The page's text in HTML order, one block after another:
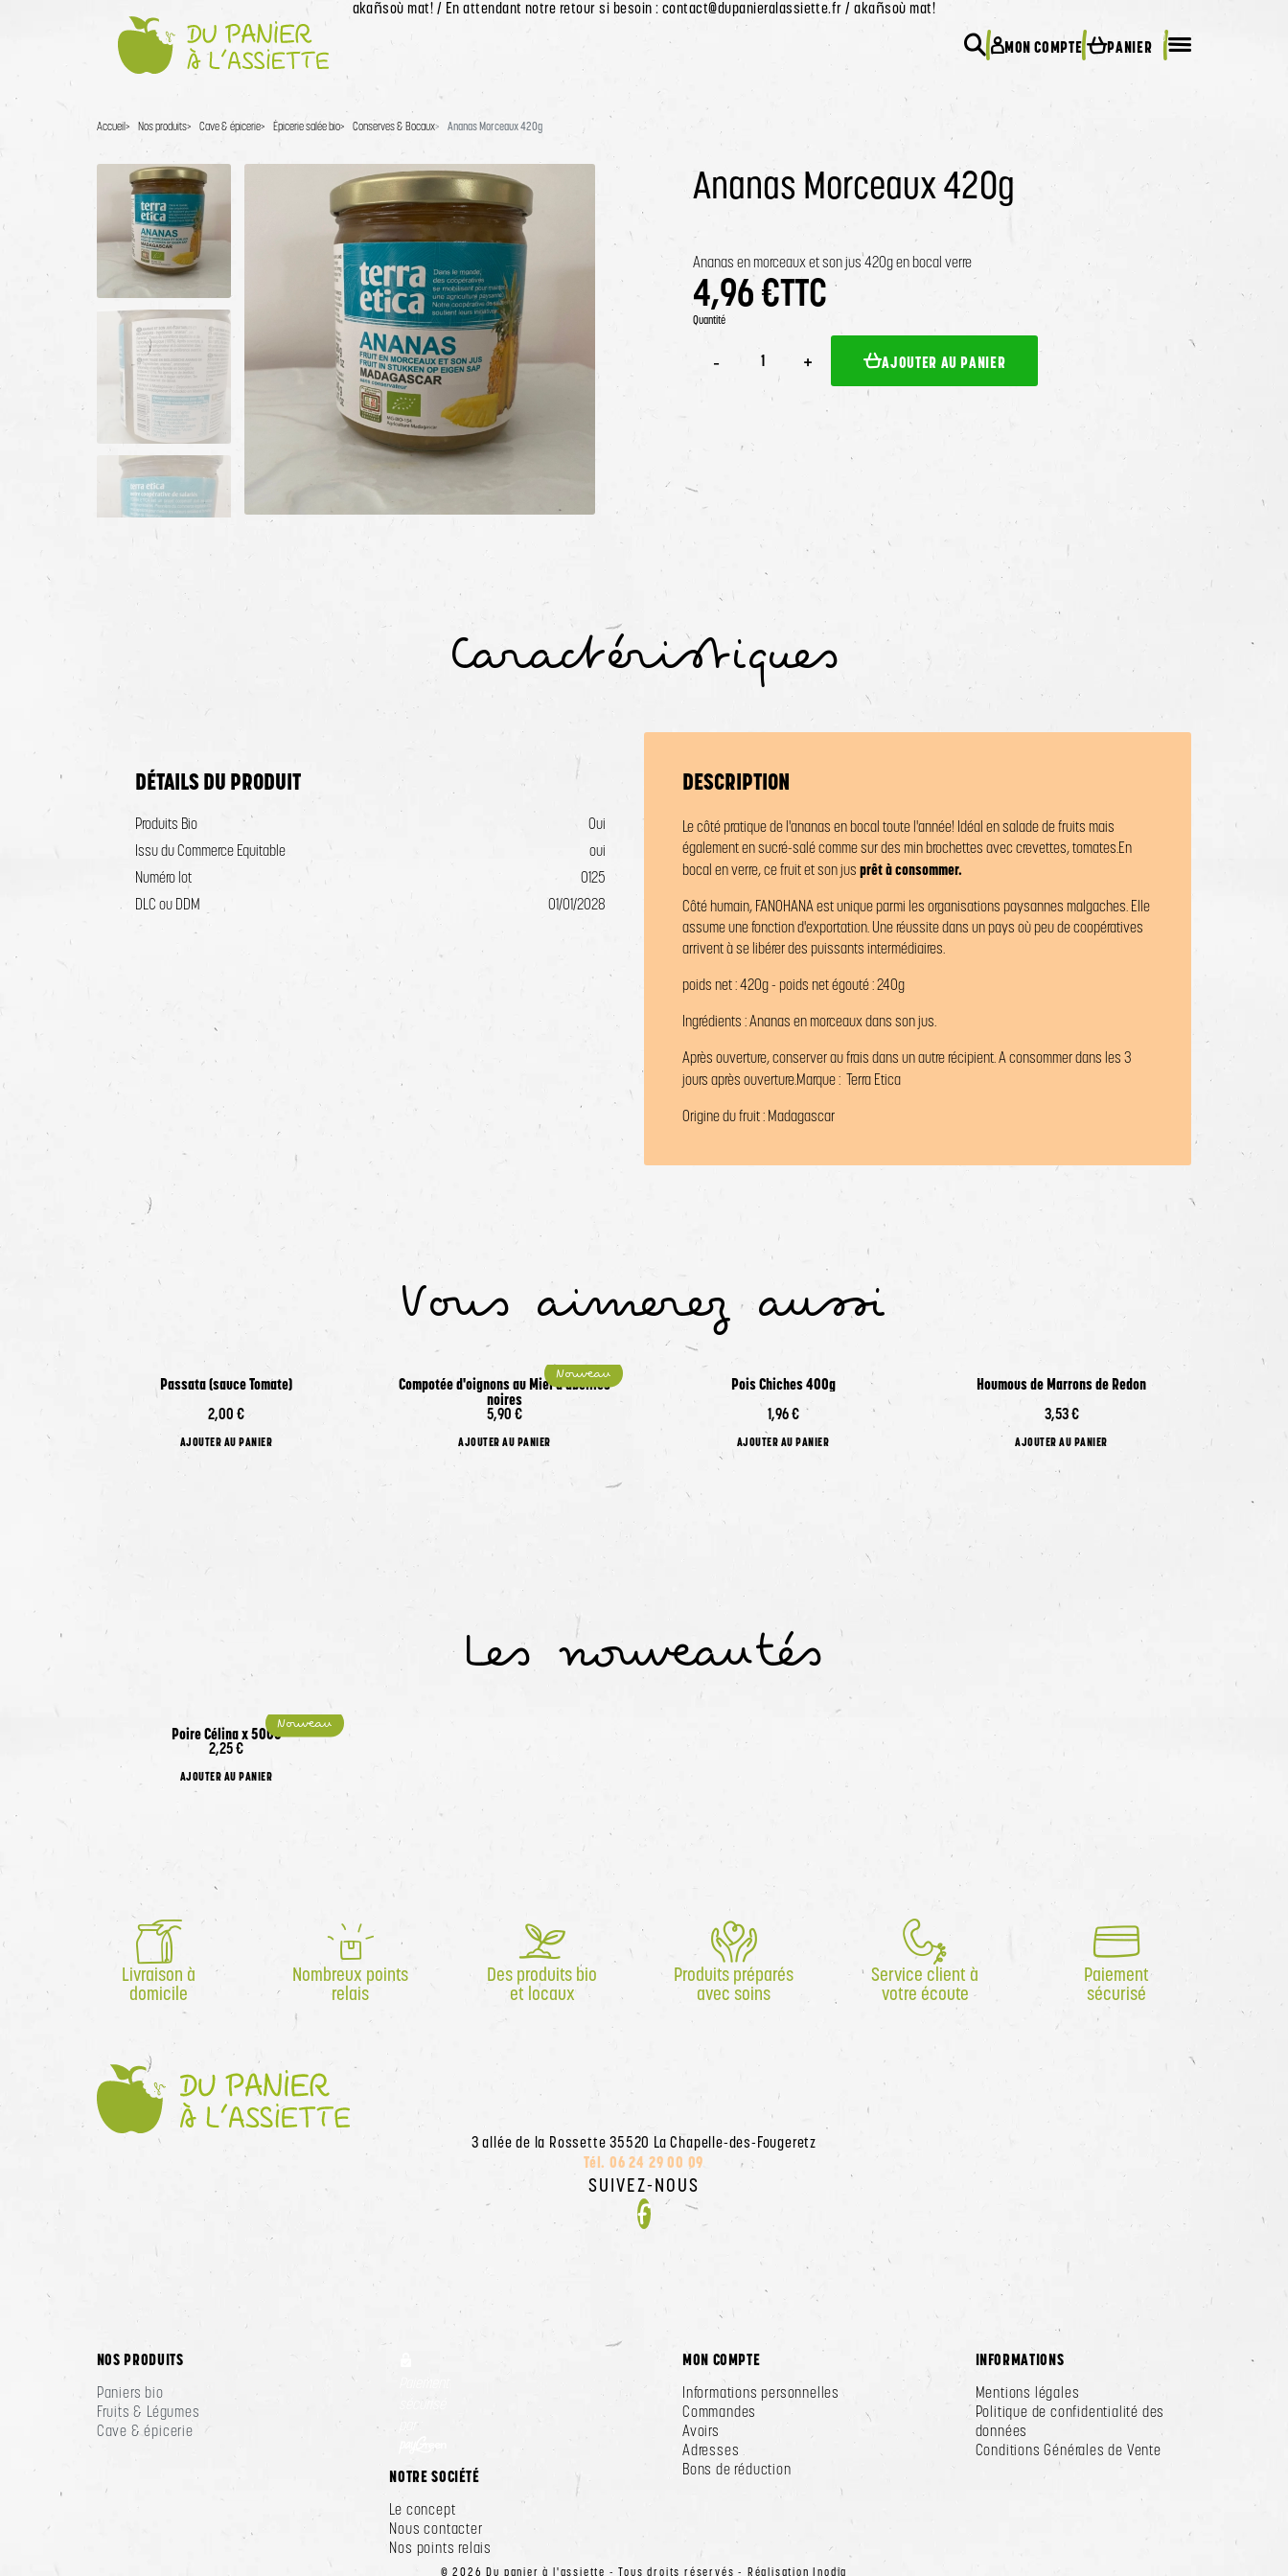
akañsoù mat! / En attendant notre retour si besoin : contact@dupanieralassiette.fr / akañsoù mat!
Accueil
MON COMPTE PANIER
0
Accueil Nos produits Cave & épicerie Épicerie salée bio Conserves & Bocaux Ananas Morceaux 420g
Agrandir l'image
Sélectionner une image
Ananas Morceaux 420g
Ananas en morceaux et son jus 420g en bocal verre
4,96 €TTC
Quantité
-1 +1 AJOUTER AU PANIER
Caractéristiques
DÉTAILS DU PRODUIT
Produits Bio
Oui
Issu du Commerce Equitable
oui
Numéro lot
0125
DLC ou DDM
01/01/2028
DESCRIPTION
Le côté pratique de l'ananas en bocal toute l'année! Idéal en salade de fruits mais
également en sucré-salé comme sur des min brochettes avec crevettes, tomates. En
bocal en verre, ce fruit et son jus prêt à consommer.
Côté humain, FANOHANA est unique parmi les organisations paysannes malgaches. Elle
assume une fonction d'exportation. Une réussite dans un pays où peu de coopératives
arrivent à se libérer des puissants intermédiaires.
poids net : 420g - poids net égouté : 240g
Ingrédients : Ananas en morceaux dans son jus.
Après ouverture, conserver au frais dans un autre récipient. A consommer dans les 3
jours après ouverture.Marque : Terra Etica
Origine du fruit : Madagascar
Vous aimerez aussi
Passata (sauce Tomate)
2,00 €
AJOUTER AU PANIER
Nouveau
Compotée d'oignons au Miel d'abeilles
noires
5,90 €
AJOUTER AU PANIER
Pois Chiches 400g
1,96 €
AJOUTER AU PANIER
Houmous de Marrons de Redon
3,53 €
AJOUTER AU PANIER
Les nouveautés
Nouveau
Produit actuellement indisponible
Poire Célina x 500G
2,25 €
AJOUTER AU PANIER
Livraison à
domicile
Nombreux points
relais
Des produits bio
et locaux
Produits préparés
avec soins
Service client à
votre écoute
Paiement
sécurisé
3 allée de la Rossette 35520 La Chapelle-des-Fougeretz
Tél. 06 24 29 00 09
SUIVEZ-NOUS
Facebook
NOS PRODUITS
Paniers bio
Fruits & Légumes
Cave & épicerie
Paiement
sécurisé
par :
NOTRE SOCIÉTÉ
Le concept
Nous contacter
Nos points relais
MON COMPTE
Informations personnelles
Commandes
Avoirs
Adresses
Bons de réduction
INFORMATIONS
Mentions légales
Politique de confidentialité des
données
Conditions Générales de Vente
© 2026 Du panier à l'assiette - Tous droits réservés - Réalisation Inodia